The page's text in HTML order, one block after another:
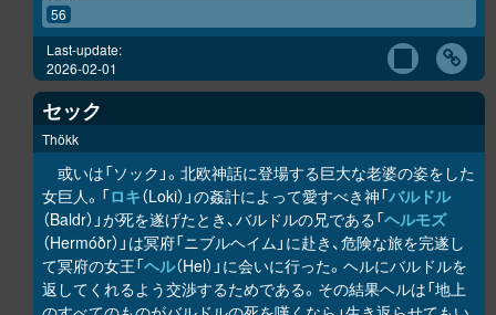
56
Last-update:
2026-02-01
セック
Thökk
或いは「ソック」。北欧神話に登場する巨大な老婆の姿をした
女巨人。「ロキ（Loki）」の姦計によって愛すべき神「バルドル
（Baldr）」が死を遂げたとき、バルドルの兄である「ヘルモズ
（Hermóðr）」は冥府「ニブルヘイム」に赴き、危険な旅を完遂し
て冥府の女王「ヘル（Hel）」に会いに行った。ヘルにバルドルを
返してくれるよう交渉するためである。その結果ヘルは「地上